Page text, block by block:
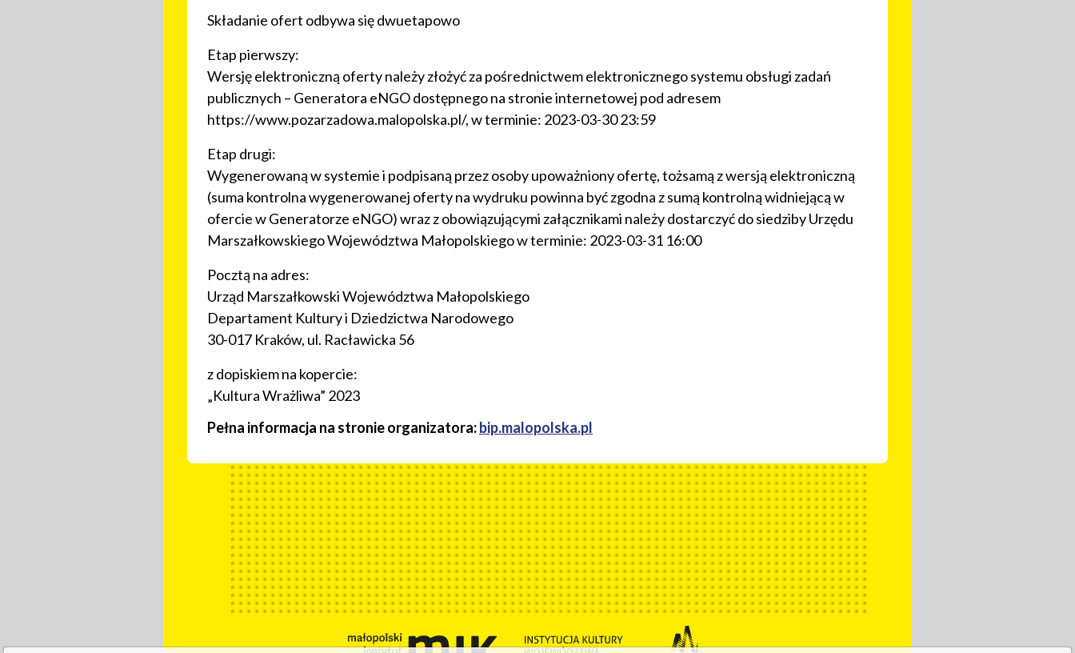
Składanie ofert odbywa się dwuetapowo
Etap pierwszy:
Wersję elektroniczną oferty należy złożyć za pośrednictwem elektronicznego systemu obsługi zadań
publicznych – Generatora eNGO dostępnego na stronie internetowej pod adresem
https://www.pozarzadowa.malopolska.pl/, w terminie: 2023-03-30 23:59
Etap drugi:
Wygenerowaną w systemie i podpisaną przez osoby upoważniony ofertę, tożsamą z wersją elektroniczną
(suma kontrolna wygenerowanej oferty na wydruku powinna być zgodna z sumą kontrolną widniejącą w
ofercie w Generatorze eNGO) wraz z obowiązującymi załącznikami należy dostarczyć do siedziby Urzędu
Marszałkowskiego Województwa Małopolskiego w terminie: 2023-03-31 16:00
Pocztą na adres:
Urząd Marszałkowski Województwa Małopolskiego
Departament Kultury i Dziedzictwa Narodowego
30-017 Kraków, ul. Racławicka 56
z dopiskiem na kopercie:
„Kultura Wrażliwa” 2023
Pełna informacja na stronie organizatora:bip.malopolska.pl